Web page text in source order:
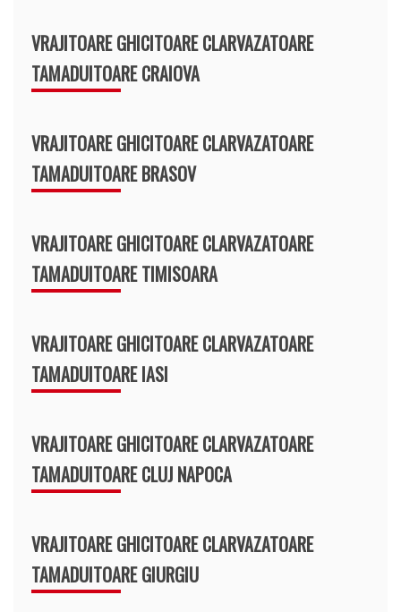
VRAJITOARE GHICITOARE CLARVAZATOARE
TAMADUITOARE CRAIOVA
VRAJITOARE GHICITOARE CLARVAZATOARE
TAMADUITOARE BRASOV
VRAJITOARE GHICITOARE CLARVAZATOARE
TAMADUITOARE TIMISOARA
VRAJITOARE GHICITOARE CLARVAZATOARE
TAMADUITOARE IASI
VRAJITOARE GHICITOARE CLARVAZATOARE
TAMADUITOARE CLUJ NAPOCA
VRAJITOARE GHICITOARE CLARVAZATOARE
TAMADUITOARE GIURGIU